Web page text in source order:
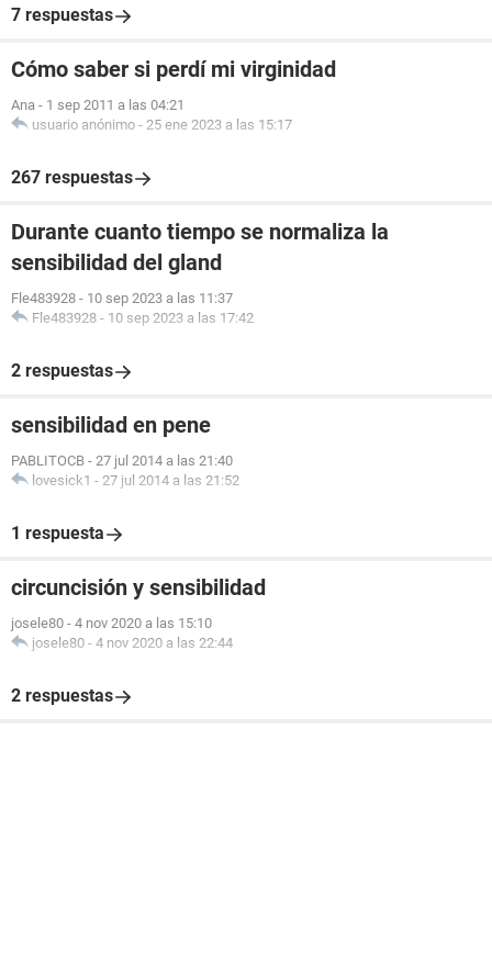
7 respuestas
Cómo saber si perdí mi virginidad
Ana - 1 sep 2011 a las 04:21
usuario anónimo - 25 ene 2023 a las 15:17
267 respuestas
Durante cuanto tiempo se normaliza la
sensibilidad del gland
Fle483928 - 10 sep 2023 a las 11:37
Fle483928 - 10 sep 2023 a las 17:42
2 respuestas
sensibilidad en pene
PABLITOCB - 27 jul 2014 a las 21:40
lovesick1 - 27 jul 2014 a las 21:52
1 respuesta
circuncisión y sensibilidad
josele80 - 4 nov 2020 a las 15:10
josele80 - 4 nov 2020 a las 22:44
2 respuestas